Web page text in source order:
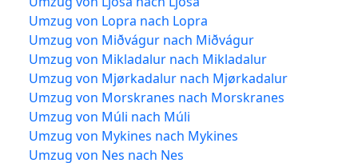
Umzug von Lopra nach Lopra
Umzug von Miðvágur nach Miðvágur
Umzug von Mikladalur nach Mikladalur
Umzug von Mjørkadalur nach Mjørkadalur
Umzug von Morskranes nach Morskranes
Umzug von Múli nach Múli
Umzug von Mykines nach Mykines
Umzug von Nes nach Nes